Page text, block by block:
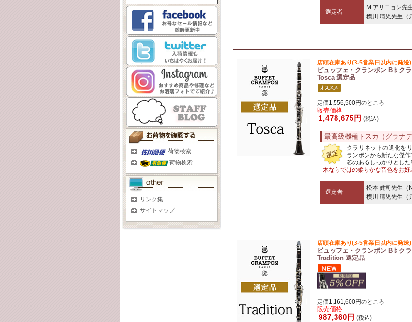
荷物検索
荷物検索
リンク集
サイトマップ
選定者
M.アリニョン先
横川 晴児先生（
店頭在庫あり(3-5営業日以内に発送)
ビュッフェ・クランポン B♭クラ
Tosca 選定品
定価1,556,500円のところ
販売価格
1,478,675円 (税込)
最高級機種トスカ（グラナデ
クラリネットの進化を
ランポンから新たな傑作
芯のあるしっかりとした
木ならではの柔らかな音色をお
選定者
松本 健司先生（
横川 晴児先生（
店頭在庫あり(3-5営業日以内に発送)
ビュッフェ・クランポン B♭クラ
Tradition 選定品
定価1,161,600円のところ
販売価格
987,360円 (税込)